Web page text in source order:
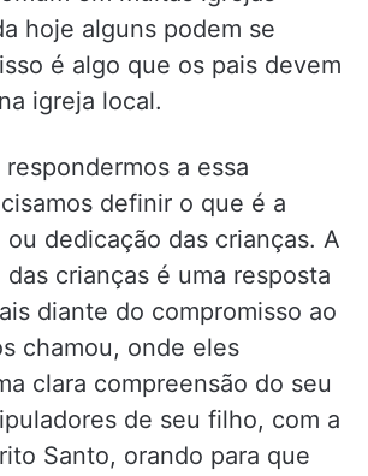
hoje alguns podem se
é algo que os pais devem
igreja local.
a essa
definir o que é a
ou dedicação das crianças. A
crianças é uma resposta
diante do compromisso ao
chamou, onde eles
clara compreensão do seu
de seu filho, com a
Santo, orando para que